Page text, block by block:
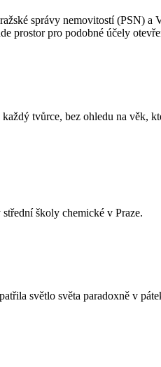
správy nemovitostí (PSN) a
prostor pro podobné účely
tvůrce, bez ohledu na
školy chemické v Praze.
světlo světa paradoxně v